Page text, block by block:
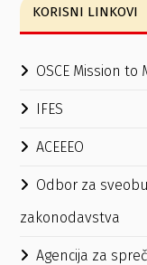
KORISNI LINKOVI
OSCE Mission to
IFES
ACEEEO
Odbor za
zakonodavstva
Agencija za